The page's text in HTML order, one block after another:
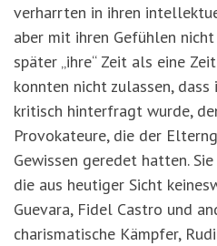
verharrten in ihren
aber mit ihren Gefühlen
später „ihre“ Zeit als eine
konnten nicht zulassen,
kritisch hinterfragt wurde,
Provokateure, die der
Gewissen geredet hatten.
die aus heutiger Sicht
Guevara, Fidel Castro und
charismatische Kämpfer,